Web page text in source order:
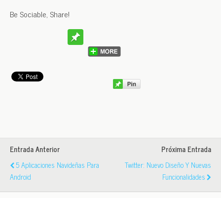
Be Sociable, Share!
Entrada Anterior
5 Aplicaciones Navideñas Para
Android
Próxima Entrada
Twitter: Nuevo Diseño Y Nuevas
Funcionalidades